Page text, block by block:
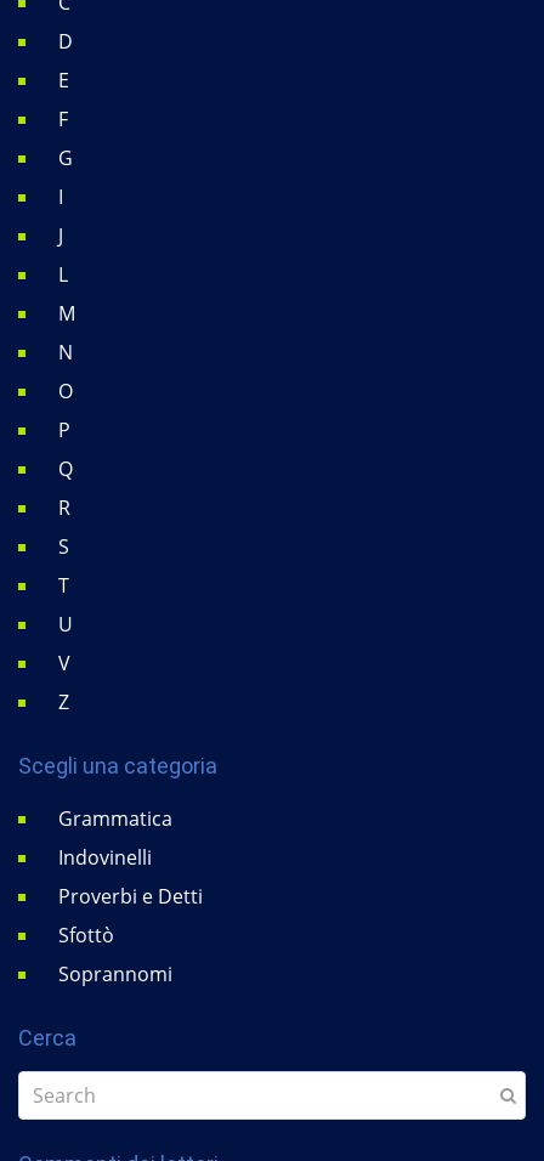
D
E
F
G
I
J
L
M
N
O
P
Q
R
S
T
U
V
Z
Scegli una categoria
Grammatica
Indovinelli
Proverbi e Detti
Sfottò
Soprannomi
Cerca